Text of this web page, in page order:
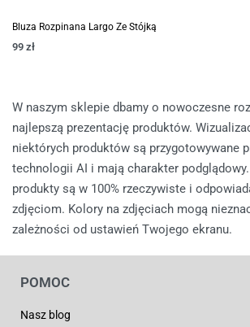
Bluza Rozpinana Largo Ze Stójką
99 zł
W naszym sklepie dbamy o nowoczesne
najlepszą prezentację produktów.
niektórych produktów są przygotowywane
technologii AI i mają charakter
produkty są w 100% rzeczywiste i
zdjęciom. Kolory na zdjęciach mogą
zależności od ustawień Twojego ekranu.
POMOC
Nasz blog